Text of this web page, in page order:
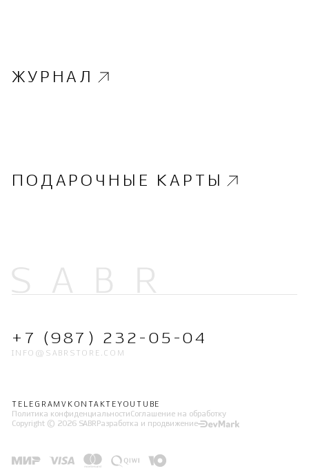
ЖУРНАЛ
ПОДАРОЧНЫЕ КАРТЫ
+7 (987) 232-05-04
INFO@SABRSTORE.COM
TELEGRAMVKONTAKTE YOUTUBE
Политика конфиденциальности Соглашение на обработку
Copyright © 2026 SABR Разработка и продвижение